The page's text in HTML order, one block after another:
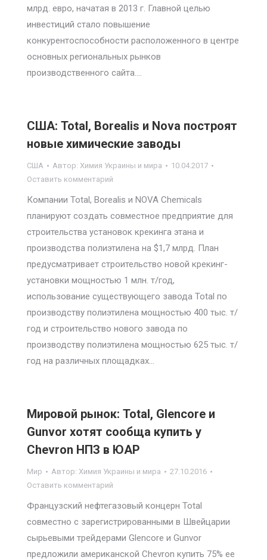
млрд. евро, начатая в 2013 г. Главной целью
инвестиций стало повышение
конкурентоспособности расположенного в центре
основных региональных рынков
производственного сайта.…
США: Total, Borealis и Nova построят
новые химические заводы
США Автор: Химия Украины и мира
10.04.2017
Оставить комментарий
Компании Total, Borealis и NOVA Chemicals
планируют создать совместное предприятие для
строительства установок крекинга этана и
производства полиэтилена на $1,7 млрд. План
предусматривает строительство новой крекинг-
установки мощностью 1 млн. т/год,
использование существующего завода Total по
производству полиэтилена мощностью 400 тыс. т/
год и строительство нового завода по
производству полиэтилена мощностью 625 тыс. т/
год на различных площадках…
Мировой рынок: Total, Glencore и
Gunvor хотят сообща купить у
Chevron НПЗ в ЮАР
Мир Автор: Химия Украины и мира
27.10.2016
Оставить комментарий
Французский нефтегазовый концерн Total
совместно с зарегистрированными в Швейцарии
сырьевыми трейдерами Glencore и Gunvor
предложили американской Chevron купить 75% ее